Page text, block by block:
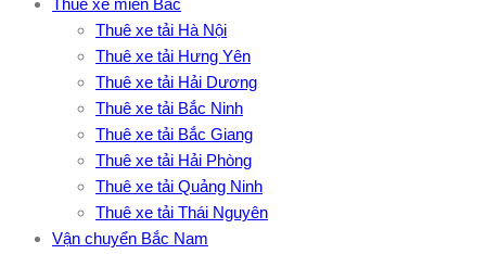
Thuê xe miền Bắc
Thuê xe tải Hà Nội
Thuê xe tải Hưng Yên
Thuê xe tải Hải Dương
Thuê xe tải Bắc Ninh
Thuê xe tải Bắc Giang
Thuê xe tải Hải Phòng
Thuê xe tải Quảng Ninh
Thuê xe tải Thái Nguyên
Vận chuyển Bắc Nam